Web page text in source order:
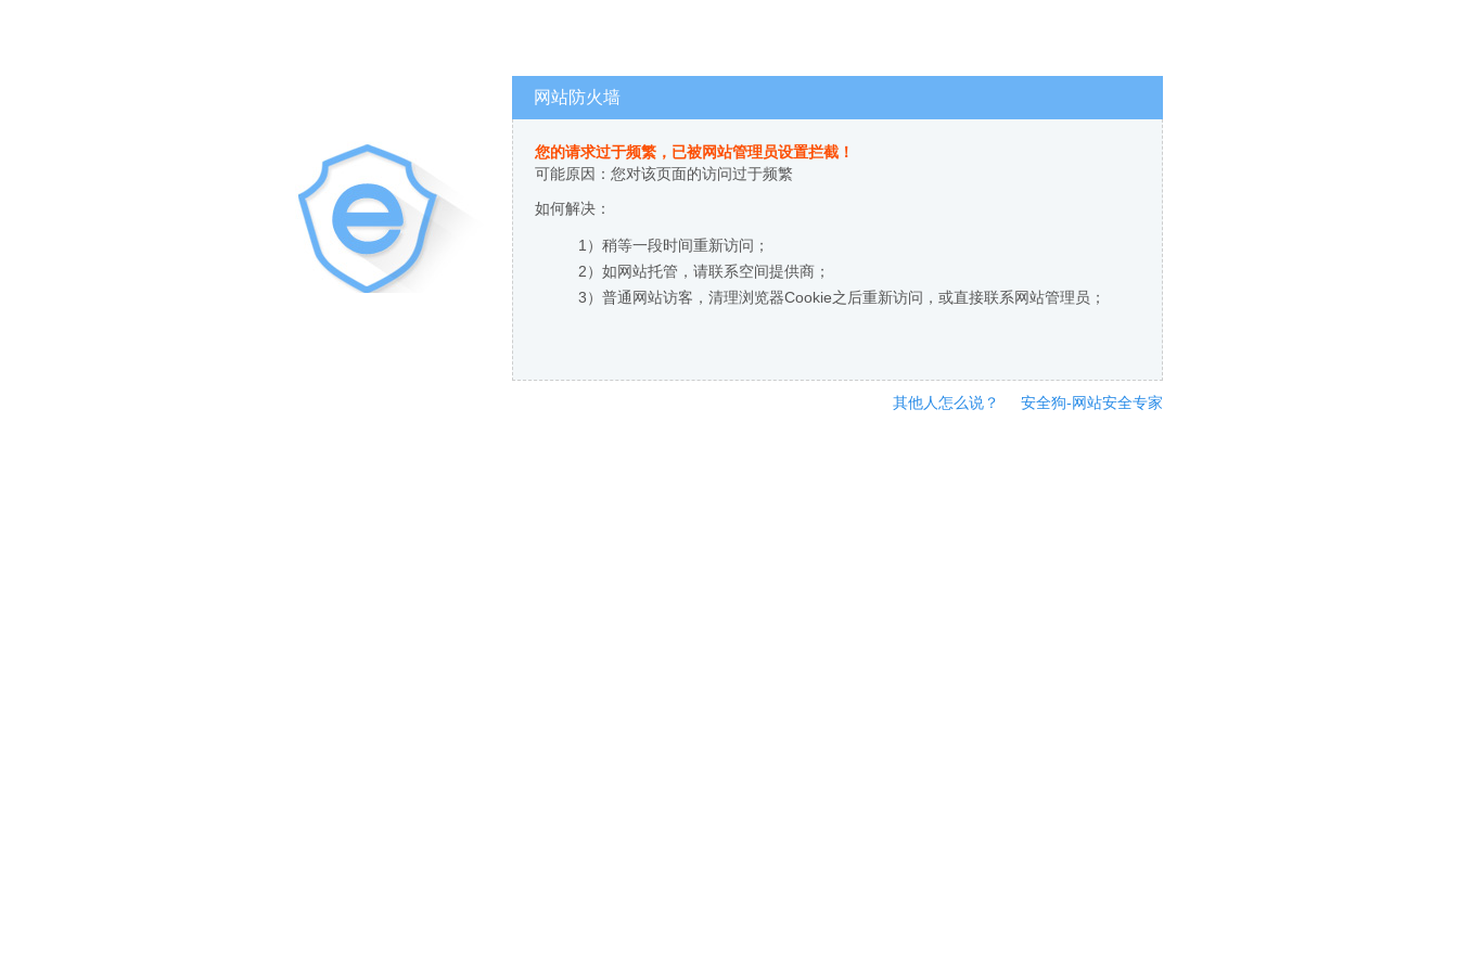
网站防火墙
您的请求过于频繁，已被网站管理员设置拦截！
可能原因：您对该页面的访问过于频繁
如何解决：
1）稍等一段时间重新访问；
2）如网站托管，请联系空间提供商；
3）普通网站访客，清理浏览器Cookie之后重新访问，或直接联系网站管理员；
其他人怎么说？ 安全狗-网站安全专家